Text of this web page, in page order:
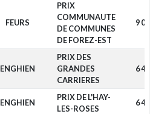
FEURS
PRIX
COMMUNAUTE
DE COMMUNES
DE FOREZ-EST
9
ENGHIEN
PRIX DES
GRANDES
CARRIERES
6
ENGHIEN
PRIX DE L'HAY-
LES-ROSES
6